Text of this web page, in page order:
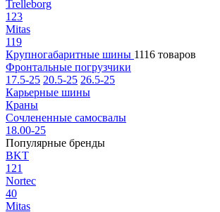
Trelleborg
123
Mitas
119
Крупногабаритные шины 1116 товаров
Фронтальные погрузчики
17.5-25 20.5-25 26.5-25
Карьерные шины
Краны
Сочлененные самосвалы
18.00-25
Популярные бренды
BKT
121
Nortec
40
Mitas